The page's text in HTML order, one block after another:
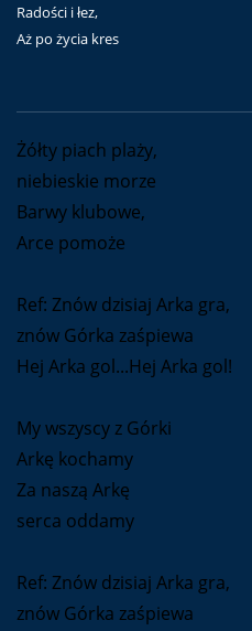
Radości i łez,
Aż po życia kres
Żółty piach plaży,
niebieskie morze
Barwy klubowe,
Arce pomoże
Ref: Znów dzisiaj Arka gra,
znów Górka zaśpiewa
Hej Arka gol...Hej Arka gol!
My wszyscy z Górki
Arkę kochamy
Za naszą Arkę
serca oddamy
Ref: Znów dzisiaj Arka gra,
znów Górka zaśpiewa